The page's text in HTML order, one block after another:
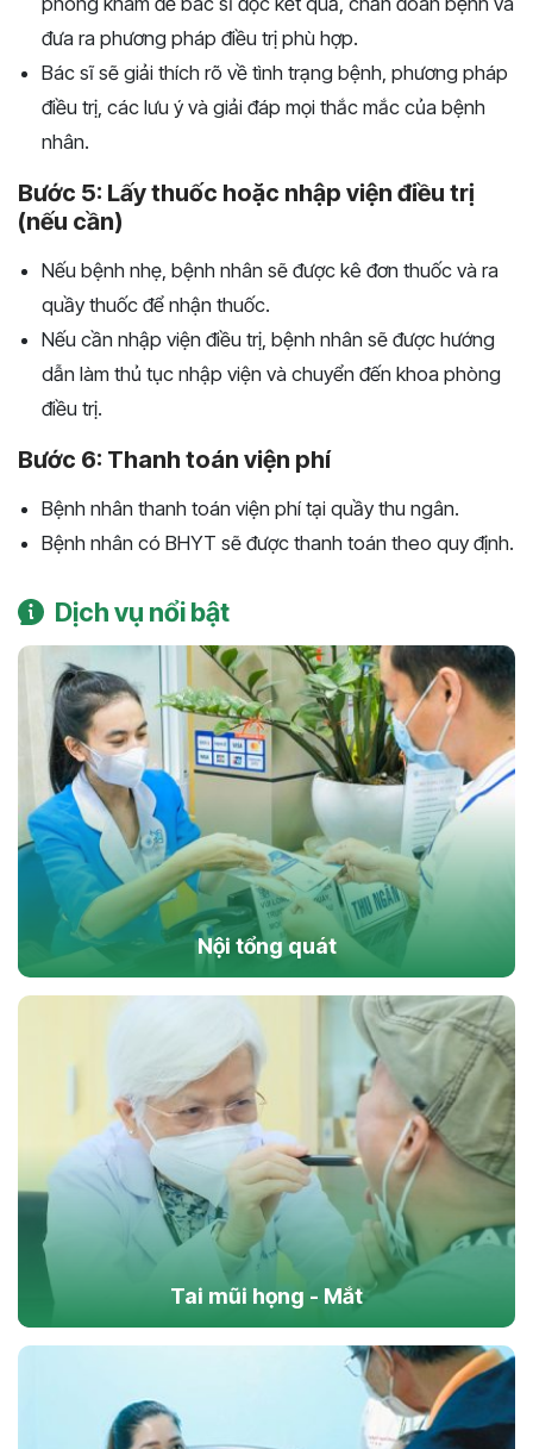
đưa ra phương pháp điều trị phù hợp.
Bác sĩ sẽ giải thích rõ về tình trạng bệnh, phương pháp
điều trị, các lưu ý và giải đáp mọi thắc mắc của bệnh
nhân.
Bước 5: Lấy thuốc hoặc nhập viện điều trị
(nếu cần)
Nếu bệnh nhẹ, bệnh nhân sẽ được kê đơn thuốc và ra
quầy thuốc để nhận thuốc.
Nếu cần nhập viện điều trị, bệnh nhân sẽ được hướng
dẫn làm thủ tục nhập viện và chuyển đến khoa phòng
điều trị.
Bước 6: Thanh toán viện phí
Bệnh nhân thanh toán viện phí tại quầy thu ngân.
Bệnh nhân có BHYT sẽ được thanh toán theo quy định.
Dịch vụ nổi bật
Nội tổng quát
Tai mũi họng - Mắt